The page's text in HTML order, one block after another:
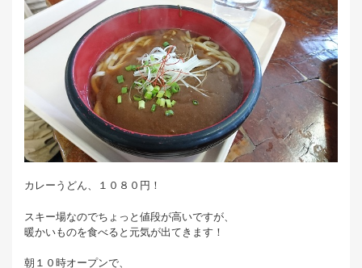
カレーうどん、１０８０円！
スキー場なのでちょっと値段が高いですが、
暖かいものを食べると元気が出てきます！
朝１０時オープンで、